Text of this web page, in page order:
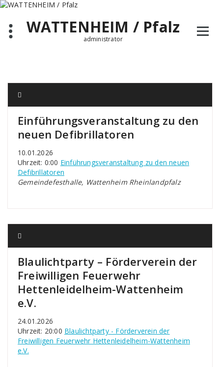
Zum
springenWATTENHEIM / Pfalz
administrator
Einführungsveranstaltung zu den
neuen Defibrillatoren
10.01.2026
Uhrzeit: 0:00 Einführungsveranstaltung zu den neuen
Defibrillatoren
Gemeindefesthalle, Wattenheim Rheinlandpfalz
Blaulichtparty – Förderverein der
Freiwilligen Feuerwehr
Hettenleidelheim-Wattenheim
e.V.
24.01.2026
Uhrzeit: 20:00 Blaulichtparty - Förderverein der
Freiwilligen Feuerwehr Hettenleidelheim-Wattenheim
e.V.